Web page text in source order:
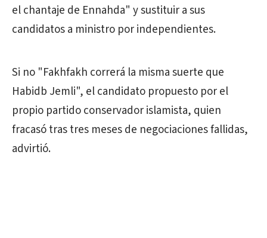
el chantaje de Ennahda" y sustituir a sus
candidatos a ministro por independientes.
Si no "Fakhfakh correrá la misma suerte que
Habidb Jemli", el candidato propuesto por el
propio partido conservador islamista, quien
fracasó tras tres meses de negociaciones fallidas,
advirtió.